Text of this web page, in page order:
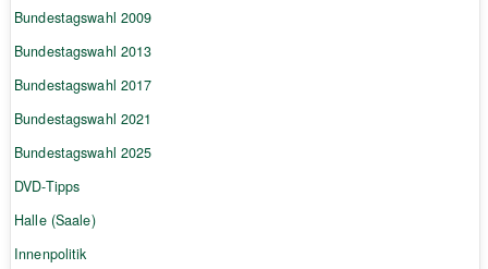
Bundestagswahl 2009
Bundestagswahl 2013
Bundestagswahl 2017
Bundestagswahl 2021
Bundestagswahl 2025
DVD-Tipps
Halle (Saale)
Innenpolitik